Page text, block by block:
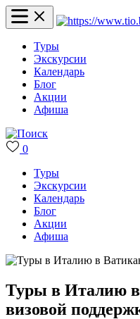
Туры
Экскурсии
Календарь
Блог
Акции
Афиша
0
Туры
Экскурсии
Календарь
Блог
Акции
Афиша
Туры в Италию в
визовой